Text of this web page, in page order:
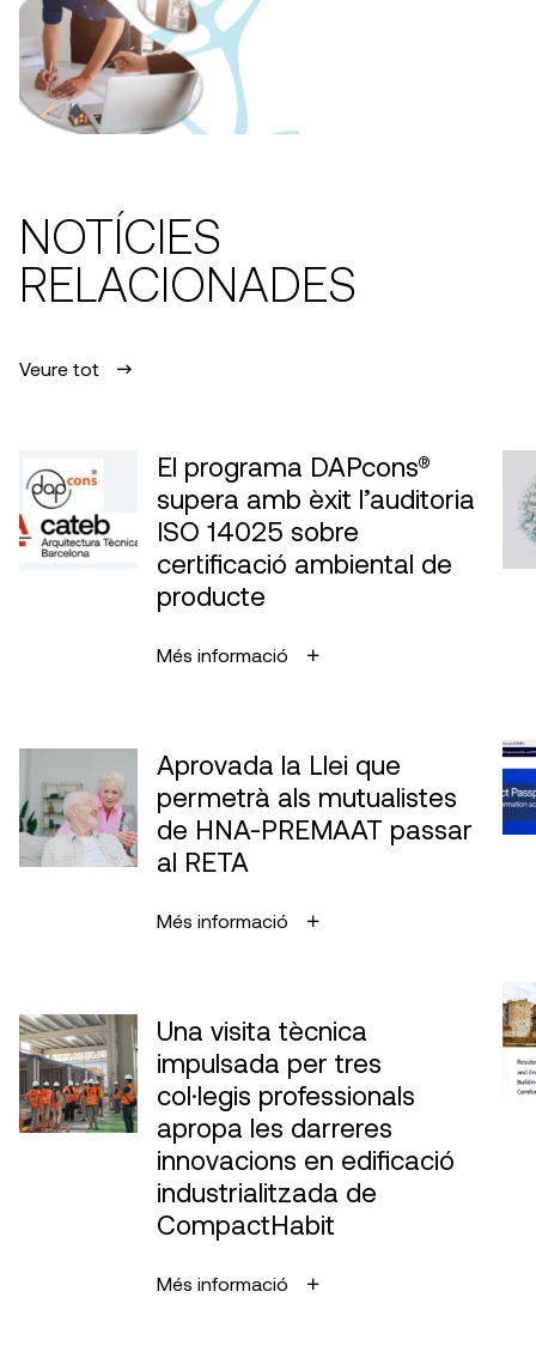
NOTÍCIES
RELACIONADES
Veure tot
El programa DAPcons®
supera amb èxit l’auditoria
ISO 14025 sobre
certificació ambiental de
producte
Més informació
Aprovada la Llei que
permetrà als mutualistes
de HNA-PREMAAT passar
al RETA
Més informació
Una visita tècnica
impulsada per tres
col·legis professionals
apropa les darreres
innovacions en edificació
industrialitzada de
CompactHabit
Més informació